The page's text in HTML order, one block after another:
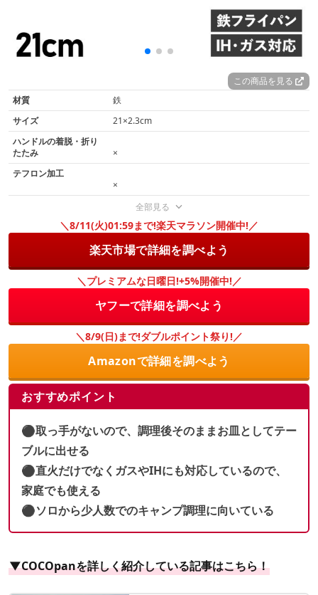
この商品を見る
材質
鉄
サイズ
21×2.3cm
ハンドルの着脱・折り
たたみ
×
テフロン加工
×
全部見る
＼8/11(火)01:59まで!楽天マラソン開催中!／
楽天市場で詳細を調べよう
＼プレミアムな日曜日!+5%開催中!／
ヤフーで詳細を調べよう
＼8/9(日)まで!ダブルポイント祭り!／
Amazonで詳細を調べよう
おすすめポイント
⚫︎取っ手がないので、調理後そのままお皿としてテー
ブルに出せる
⚫︎直火だけでなくガスやIHにも対応しているので、
家庭でも使える
⚫︎ソロから少人数でのキャンプ調理に向いている
▼COCOpanを詳しく紹介している記事はこちら！